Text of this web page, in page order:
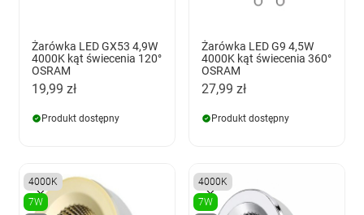
Żarówka LED GX53 4,9W
4000K kąt świecenia 120°
OSRAM
19,99 zł
Produkt dostępny
Żarówka LED G9 4,5W
4000K kąt świecenia 360°
OSRAM
27,99 zł
Produkt dostępny
4000K
7W
4000K
7W